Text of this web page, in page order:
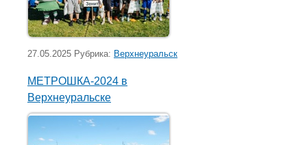
27.05.2025 Рубрика: Верхнеуральск
МЕТРОШКА-2024 в
Верхнеуральске